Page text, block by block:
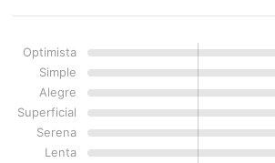
Optimista
Simple
Alegre
Superficial
Serena
Lenta